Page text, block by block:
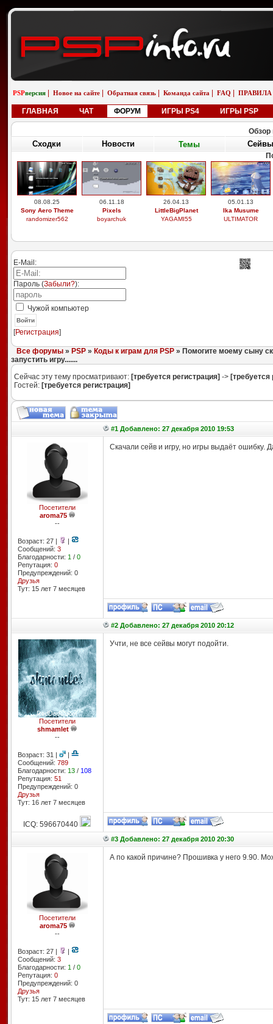
PSPверсия Новое на сайте Обратная связь Команда сайта FAQ ПРАВИЛА
ГЛАВНАЯ ЧАТ ФОРУМ ИГРЫ PS4 ИГРЫ PSP
Обзор
Сходки Новости Темы Сейвы
08.08.25
Sony Aero Theme
randomizer562
06.11.18
Pixels
boyarchuk
26.04.13
LittleBigPlanet
YAGAMI55
05.01.13
Ika Musume
ULTIMATOR
E-Mail:
Пароль (Забыли?):
Чужой компьютер
Войти
[Регистрация]
Все форумы» PSP» Коды к играм для PSP» Помогите моему сыну
запустить игру.......
Сейчас эту тему просматривают: [требуется регистрация] -> [требуется
Гостей: [требуется регистрация]
#1 Добавлено: 27 декабря 2010 19:53
Посетители
aroma75
--
Возраст: 27 |
|
Сообщений: 3
Благодарности: 1 / 0
Репутация: 0
Предупреждений: 0
Друзья
Тут: 15 лет 7 месяцев
Скачали сейв и игру, но игры выдаёт ошибку.
#2 Добавлено: 27 декабря 2010 20:12
Посетители
shmamlet
--
Возраст: 31 |
|
Сообщений: 789
Благодарности: 13/ 108
Репутация: 51
Предупреждений: 0
Друзья
Тут: 16 лет 7 месяцев
Учти, не все сейвы могут подойти.
ICQ: 596670440
#3 Добавлено: 27 декабря 2010 20:30
Посетители
aroma75
--
Возраст: 27 |
|
Сообщений: 3
Благодарности: 1 / 0
Репутация: 0
Предупреждений: 0
Друзья
Тут: 15 лет 7 месяцев
А по какой причине? Прошивка у него 9.90.